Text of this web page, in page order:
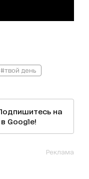
#твой день
на
Google!
Реклама